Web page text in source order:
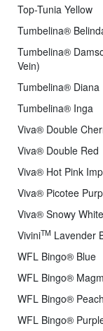
Top-Tunia Yellow
Tumbelina®
Tumbelina®
Vein)
Tumbelina® Diana
Tumbelina® Inga
Viva® Double
Viva® Double Red
Viva® Hot Pink
Viva® Picotee
Viva® Snowy White
ViviniTM Lavender
WFL Bingo® Blue
WFL Bingo®
WFL Bingo®
WFL Bingo®